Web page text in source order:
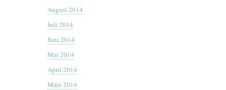
August 2014
Juli 2014
Juni 2014
Mai 2014
April 2014
März 2014